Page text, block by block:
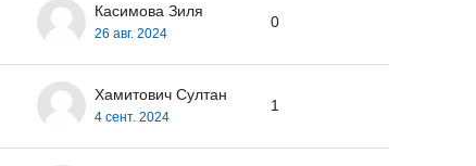
Касимова Зиля
26 авг. 2024
0
Хамитович Султан
4 сент. 2024
1